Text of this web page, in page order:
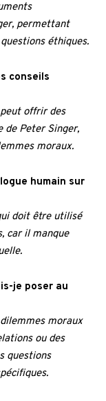
permettant
éthiques.
conseils
offrir des
de Peter Singer,
moraux.
humain sur
doit être utilisé
car il manque
je poser au
moraux
ou des
questions